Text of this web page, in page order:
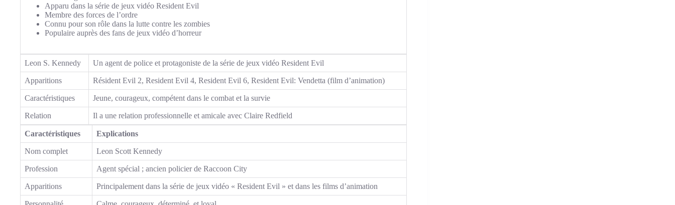
Apparu dans la série de jeux vidéo Resident Evil
Membre des forces de l’ordre
Connu pour son rôle dans la lutte contre les zombies
Populaire auprès des fans de jeux vidéo d’horreur
Leon S. Kennedy Un agent de police et protagoniste de la série de jeux vidéo Resident Evil
Apparitions Résident Evil 2, Resident Evil 4, Resident Evil 6, Resident Evil: Vendetta (film d’animation)
Caractéristiques Jeune, courageux, compétent dans le combat et la survie
Relation Il a une relation professionnelle et amicale avec Claire Redfield
Caractéristiques Explications
Nom complet Leon Scott Kennedy
Profession Agent spécial ; ancien policier de Raccoon City
Apparitions Principalement dans la série de jeux vidéo « Resident Evil » et dans les films d’animation